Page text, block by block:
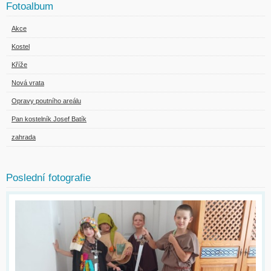
Fotoalbum
Akce
Kostel
Kříže
Nová vrata
Opravy poutního areálu
Pan kostelník Josef Batík
zahrada
Poslední fotografie